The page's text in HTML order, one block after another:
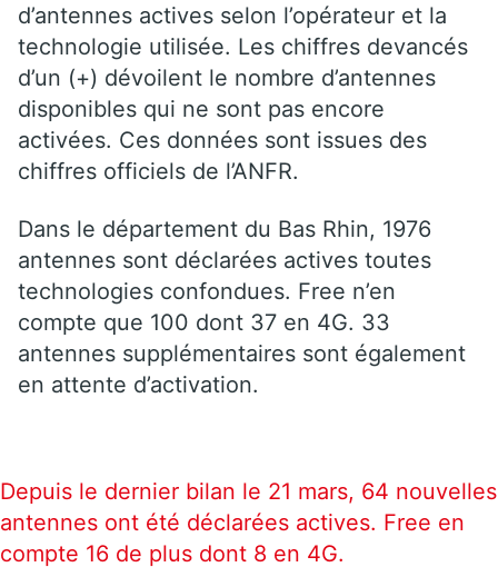
d’antennes actives selon l’opérateur et la
technologie utilisée. Les chiffres devancés
d’un (+) dévoilent le nombre d’antennes
disponibles qui ne sont pas encore
activées. Ces données sont issues des
chiffres officiels de l’ANFR.
Dans le département du Bas Rhin, 1976
antennes sont déclarées actives toutes
technologies confondues. Free n’en
compte que 100 dont 37 en 4G. 33
antennes supplémentaires sont également
en attente d’activation.
Depuis le dernier bilan le 21 mars, 64 nouvelles
antennes ont été déclarées actives. Free en
compte 16 de plus dont 8 en 4G.